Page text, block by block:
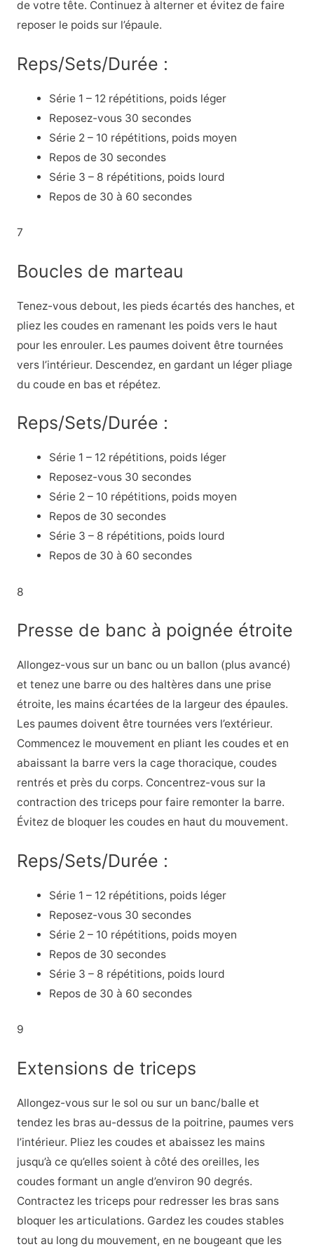
de votre tête. Continuez à alterner et évitez de faire
reposer le poids sur l’épaule.
Reps/Sets/Durée :
Série 1 – 12 répétitions, poids léger
Reposez-vous 30 secondes
Série 2 – 10 répétitions, poids moyen
Repos de 30 secondes
Série 3 – 8 répétitions, poids lourd
Repos de 30 à 60 secondes
7
Boucles de marteau
Tenez-vous debout, les pieds écartés des hanches, et
pliez les coudes en ramenant les poids vers le haut
pour les enrouler. Les paumes doivent être tournées
vers l’intérieur. Descendez, en gardant un léger pliage
du coude en bas et répétez.
Reps/Sets/Durée :
Série 1 – 12 répétitions, poids léger
Reposez-vous 30 secondes
Série 2 – 10 répétitions, poids moyen
Repos de 30 secondes
Série 3 – 8 répétitions, poids lourd
Repos de 30 à 60 secondes
8
Presse de banc à poignée étroite
Allongez-vous sur un banc ou un ballon (plus avancé)
et tenez une barre ou des haltères dans une prise
étroite, les mains écartées de la largeur des épaules.
Les paumes doivent être tournées vers l’extérieur.
Commencez le mouvement en pliant les coudes et en
abaissant la barre vers la cage thoracique, coudes
rentrés et près du corps. Concentrez-vous sur la
contraction des triceps pour faire remonter la barre.
Évitez de bloquer les coudes en haut du mouvement.
Reps/Sets/Durée :
Série 1 – 12 répétitions, poids léger
Reposez-vous 30 secondes
Série 2 – 10 répétitions, poids moyen
Repos de 30 secondes
Série 3 – 8 répétitions, poids lourd
Repos de 30 à 60 secondes
9
Extensions de triceps
Allongez-vous sur le sol ou sur un banc/balle et
tendez les bras au-dessus de la poitrine, paumes vers
l’intérieur. Pliez les coudes et abaissez les mains
jusqu’à ce qu’elles soient à côté des oreilles, les
coudes formant un angle d’environ 90 degrés.
Contractez les triceps pour redresser les bras sans
bloquer les articulations. Gardez les coudes stables
tout au long du mouvement, en ne bougeant que les